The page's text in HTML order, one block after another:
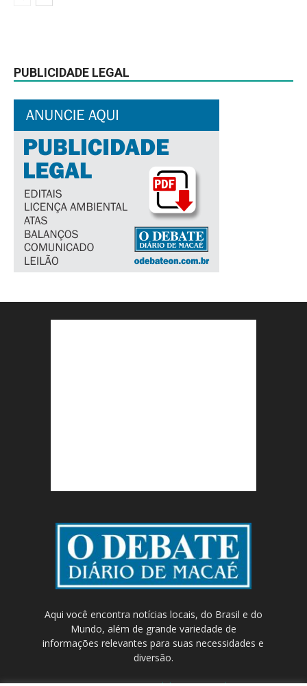
PUBLICIDADE LEGAL
Aqui você encontra notícias locais, do Brasil e do
Mundo, além de grande variedade de
informações relevantes para suas necessidades e
diversão.